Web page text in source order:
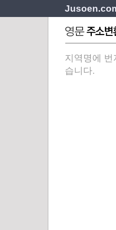
지역명에
습니다.